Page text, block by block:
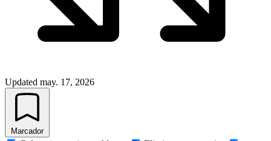
Updated may. 17, 2026
Marcador